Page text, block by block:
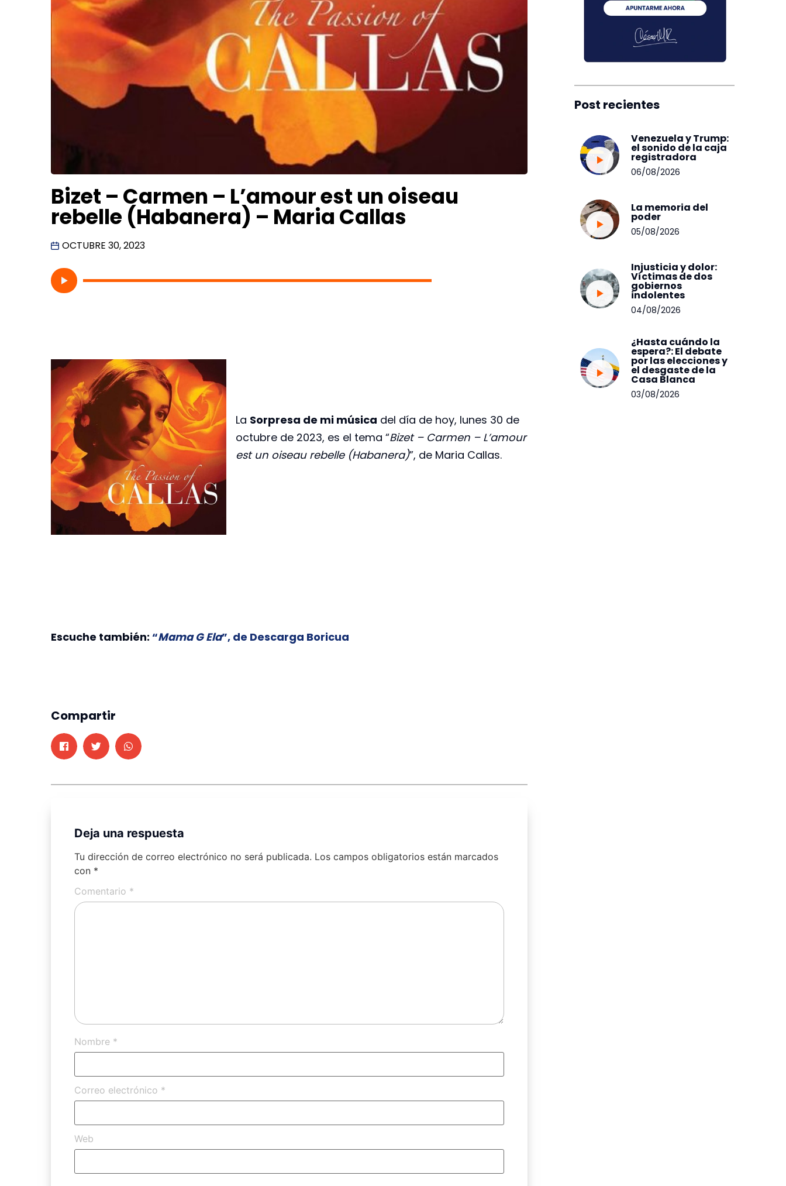
Bizet – Carmen – L’amour est un oiseau
rebelle (Habanera) – Maria Callas
OCTUBRE 30, 2023
La Sorpresa de mi música del día de hoy, lunes 30 de
octubre de 2023, es el tema “Bizet – Carmen – L’amour
est un oiseau rebelle (Habanera)”, de Maria Callas.
Escuche también: “Mama G Ela”, de Descarga Boricua
Compartir
Deja una respuesta
Tu dirección de correo electrónico no será publicada. Los campos obligatorios están marcados
con *
Comentario *
Nombre *
Correo electrónico *
Web
Post recientes
Venezuela y Trump:
el sonido de la caja
registradora
06/08/2026
La memoria del
poder
05/08/2026
Injusticia y dolor:
Víctimas de dos
gobiernos
indolentes
04/08/2026
¿Hasta cuándo la
espera?: El debate
por las elecciones y
el desgaste de la
Casa Blanca
03/08/2026